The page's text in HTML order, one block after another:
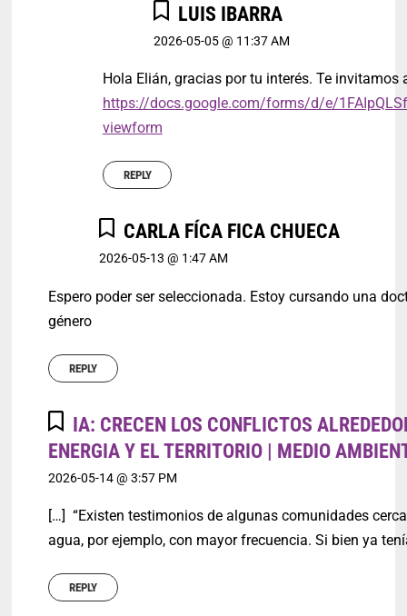
LUIS IBARRA
2026-05-05 @ 11:37 AM
Hola Elián, gracias por tu interés. Te invitamos
https://docs.google.com/forms/d/e/
viewform
REPLY
CARLA FÍCA FICA CHUECA
2026-05-13 @ 1:47 AM
Espero poder ser seleccionada. Estoy cursando una
género
REPLY
IA: CRECEN LOS CONFLICTOS
ENERGIA Y EL TERRITORIO | MEDIO
2026-05-14 @ 3:57 PM
[…] “Existen testimonios de algunas comunidades
agua, por ejemplo, con mayor frecuencia. Si bien ya
REPLY